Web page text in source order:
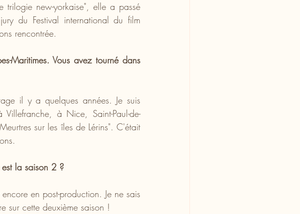
trilogie new-yorkaise", elle a passé
du Festival international du film
rencontrée.
Maritimes. Vous avez tourné dans
il y a quelques années. Je suis
à Nice, Saint-Paul-de-
sur les îles de Lérins". C'était
la saison 2 ?
en post-production. Je ne sais
sur cette deuxième saison !